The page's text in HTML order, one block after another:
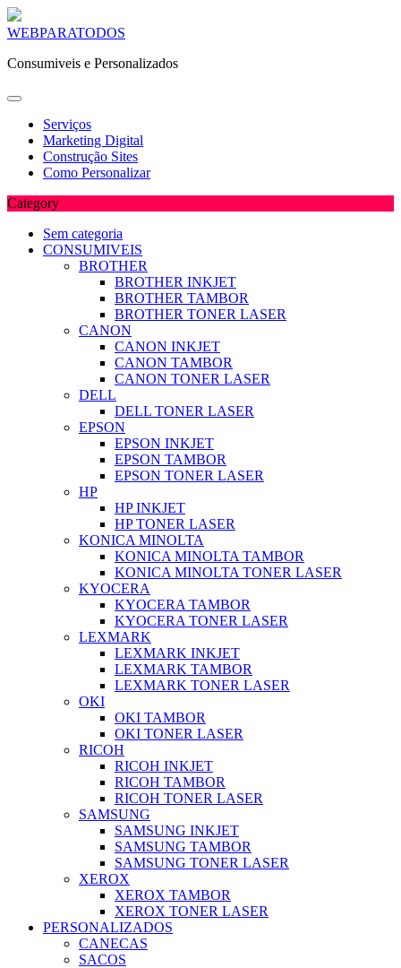
Skip
content
WEBPARATODOS
Consumiveis e Personalizados
Serviços
Marketing Digital
Construção Sites
Como Personalizar
Category
Sem categoria
CONSUMIVEIS
BROTHER
BROTHER INKJET
BROTHER TAMBOR
BROTHER TONER LASER
CANON
CANON INKJET
CANON TAMBOR
CANON TONER LASER
DELL
DELL TONER LASER
EPSON
EPSON INKJET
EPSON TAMBOR
EPSON TONER LASER
HP
HP INKJET
HP TONER LASER
KONICA MINOLTA
KONICA MINOLTA TAMBOR
KONICA MINOLTA TONER LASER
KYOCERA
KYOCERA TAMBOR
KYOCERA TONER LASER
LEXMARK
LEXMARK INKJET
LEXMARK TAMBOR
LEXMARK TONER LASER
OKI
OKI TAMBOR
OKI TONER LASER
RICOH
RICOH INKJET
RICOH TAMBOR
RICOH TONER LASER
SAMSUNG
SAMSUNG INKJET
SAMSUNG TAMBOR
SAMSUNG TONER LASER
XEROX
XEROX TAMBOR
XEROX TONER LASER
PERSONALIZADOS
CANECAS
SACOS